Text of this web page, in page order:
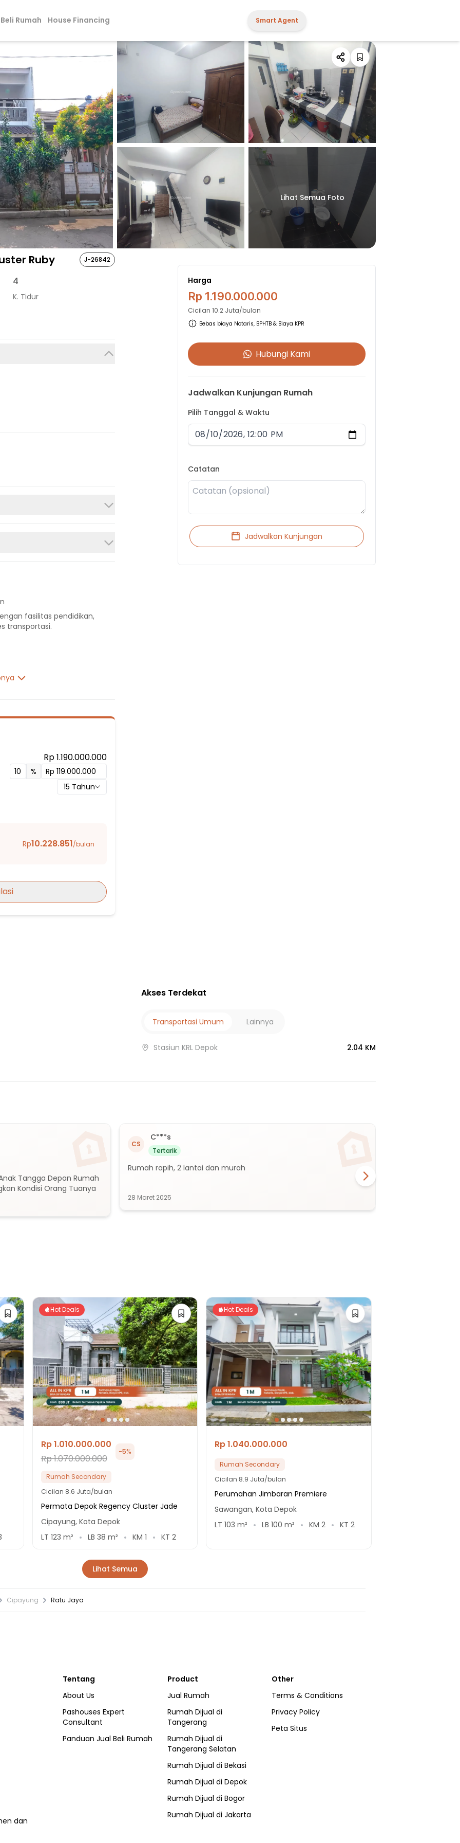
Beli Rumah House Financing Smart Agent
Lihat Semua Foto
Ruby J-26842
4
K. Tidur
fasilitas pendidikan,
transportasi.
Rp 1.190.000.000
%
15 Tahun
Rp10.228.851/bulan
Harga
Rp 1.190.000.000
Cicilan10.2 Juta/bulan
Bebas biaya Notaris, BPHTB & Biaya KPR
Hubungi Kami
Jadwalkan Kunjungan Rumah
Pilih Tanggal & Waktu
Catatan
Jadwalkan Kunjungan
Akses Terdekat
Transportasi Umum Lainnya
Stasiun KRL Depok 2.04 KM
Anak Tangga Depan Rumah
Kondisi Orang Tuanya
CS
C***s
Tertarik
Rumah rapih, 2 lantai dan murah
28 Maret 2025
Hot Deals
Rp 1.010.000.000
Rp 1.070.000.000
-5%
Rumah Secondary
Cicilan 8.6 Juta/bulan
Permata Depok Regency Cluster Jade
Cipayung, Kota Depok
LT 123 m² LB 38 m² KM 1 KT 2
Hot Deals
Rp 1.040.000.000
Rumah Secondary
Cicilan 8.9 Juta/bulan
Perumahan Jimbaran Premiere
Sawangan, Kota Depok
LT103 m² LB100 m² KM2 KT2
Lihat Semua
Cipayung Ratu Jaya
dan
Tentang
About Us
Pashouses Expert
Consultant
Panduan Jual Beli Rumah
Product
Jual Rumah
Rumah Dijual di
Tangerang
Rumah Dijual di
Tangerang Selatan
Rumah Dijual di Bekasi
Rumah Dijual di Depok
Rumah Dijual di Bogor
Rumah Dijual di Jakarta
Other
Terms & Conditions
Privacy Policy
Peta Situs